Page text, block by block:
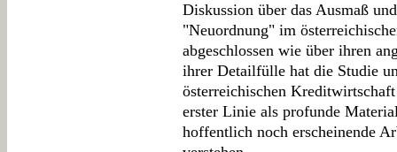
Diskussion über das Ausmaß
"Neuordnung" im
abgeschlossen wie über ihren
ihrer Detailfülle hat die Studie
österreichischen
erster Linie als profunde
hoffentlich noch erscheinende